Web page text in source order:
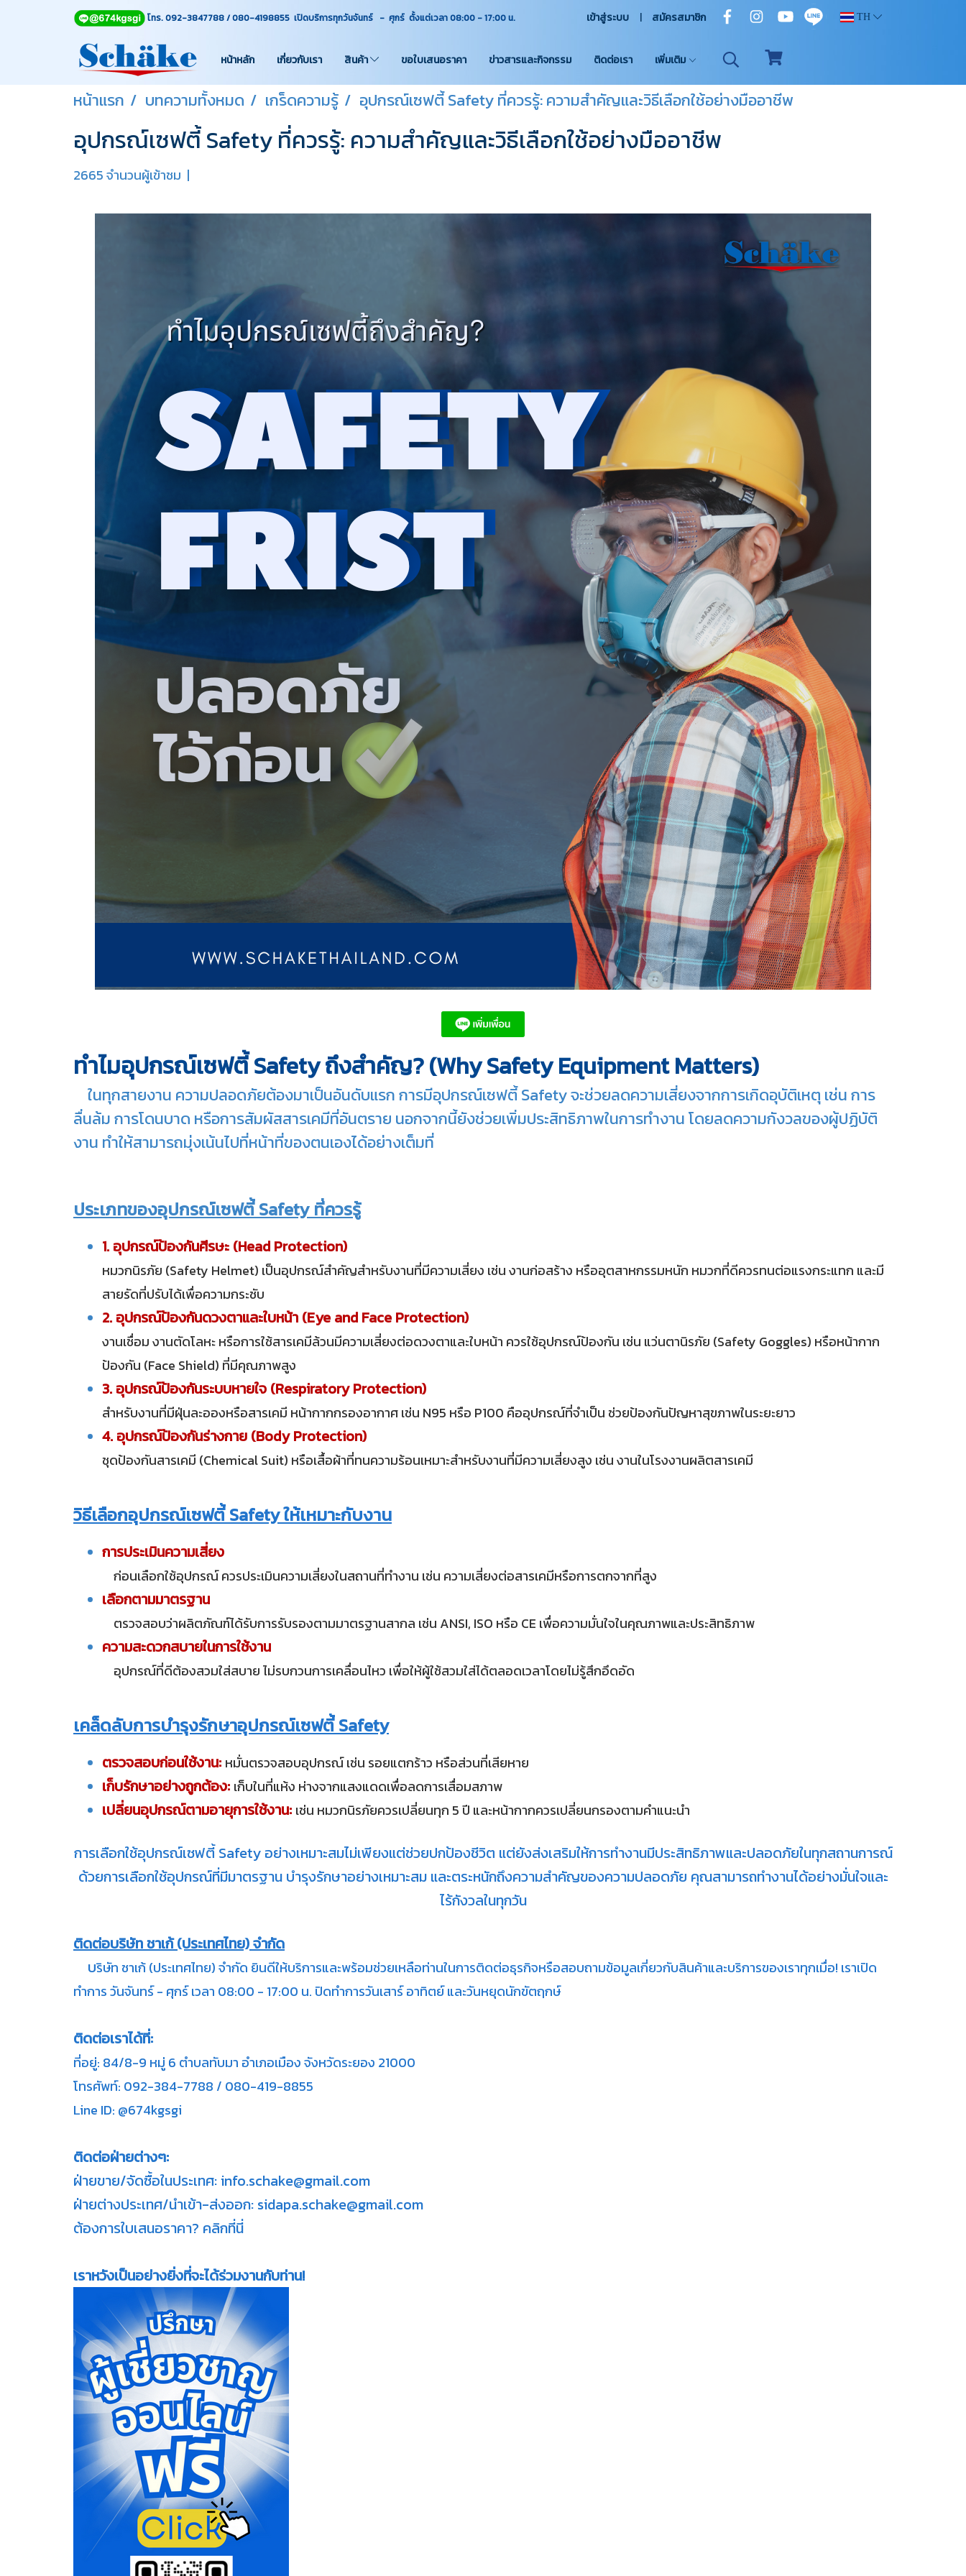
โทร. 092-3847788 / 080-4198855 เปิดบริการทุกวันจันทร์ - ศุกร์ ตั้งแต่เวลา 08:00 - 17:00น. เข้าสู่ระบบ สมัครสมาชิก TH
หน้าหลัก เกี่ยวกับเรา สินค้า ขอใบเสนอราคา ข่าวสารและกิจกรรม ติดต่อเรา เพิ่มเติม
หน้าแรก บทความทั้งหมด เกร็ดความรู้ อุปกรณ์เซฟตี้ Safety ที่ควรรู้: ความสำคัญและวิธีเลือกใช้อย่างมืออาชีพ
อุปกรณ์เซฟตี้ Safety ที่ควรรู้: ความสำคัญและวิธีเลือกใช้อย่างมืออาชีพ
2665 จำนวนผู้เข้าชม |
ทำไมอุปกรณ์เซฟตี้ Safety ถึงสำคัญ? (Why Safety Equipment Matters)
ในทุกสายงาน ความปลอดภัยต้องมาเป็นอันดับแรก การมีอุปกรณ์เซฟตี้ Safety จะช่วยลดความเสี่ยงจากการเกิดอุบัติเหตุ เช่น การ
ลื่นล้ม การโดนบาด หรือการสัมผัสสารเคมีที่อันตราย นอกจากนี้ยังช่วยเพิ่มประสิทธิภาพในการทำงาน โดยลดความกังวลของผู้ปฏิบัติ
งาน ทำให้สามารถมุ่งเน้นไปที่หน้าที่ของตนเองได้อย่างเต็มที่
ประเภทของอุปกรณ์เซฟตี้ Safety ที่ควรรู้
1. อุปกรณ์ป้องกันศีรษะ (Head Protection)
หมวกนิรภัย (Safety Helmet) เป็นอุปกรณ์สำคัญสำหรับงานที่มีความเสี่ยง เช่น งานก่อสร้าง หรืออุตสาหกรรมหนัก หมวกที่ดีควรทนต่อแรงกระแทก และมี
สายรัดที่ปรับได้เพื่อความกระชับ
2. อุปกรณ์ป้องกันดวงตาและใบหน้า (Eye and Face Protection)
งานเชื่อม งานตัดโลหะ หรือการใช้สารเคมีล้วนมีความเสี่ยงต่อดวงตาและใบหน้า ควรใช้อุปกรณ์ป้องกัน เช่น แว่นตานิรภัย (Safety Goggles) หรือหน้ากาก
ป้องกัน (Face Shield) ที่มีคุณภาพสูง
3. อุปกรณ์ป้องกันระบบหายใจ (Respiratory Protection)
สำหรับงานที่มีฝุ่นละอองหรือสารเคมี หน้ากากกรองอากาศ เช่น N95 หรือ P100 คืออุปกรณ์ที่จำเป็น ช่วยป้องกันปัญหาสุขภาพในระยะยาว
4. อุปกรณ์ป้องกันร่างกาย (Body Protection)
ชุดป้องกันสารเคมี (Chemical Suit) หรือเสื้อผ้าที่ทนความร้อนเหมาะสำหรับงานที่มีความเสี่ยงสูง เช่น งานในโรงงานผลิตสารเคมี
วิธีเลือกอุปกรณ์เซฟตี้ Safety ให้เหมาะกับงาน
การประเมินความเสี่ยง
ก่อนเลือกใช้อุปกรณ์ ควรประเมินความเสี่ยงในสถานที่ทำงาน เช่น ความเสี่ยงต่อสารเคมีหรือการตกจากที่สูง
เลือกตามมาตรฐาน
ตรวจสอบว่าผลิตภัณฑ์ได้รับการรับรองตามมาตรฐานสากล เช่น ANSI, ISO หรือ CE เพื่อความมั่นใจในคุณภาพและประสิทธิภาพ
ความสะดวกสบายในการใช้งาน
อุปกรณ์ที่ดีต้องสวมใส่สบาย ไม่รบกวนการเคลื่อนไหว เพื่อให้ผู้ใช้สวมใส่ได้ตลอดเวลาโดยไม่รู้สึกอึดอัด
เคล็ดลับการบำรุงรักษาอุปกรณ์เซฟตี้ Safety
ตรวจสอบก่อนใช้งาน: หมั่นตรวจสอบอุปกรณ์ เช่น รอยแตกร้าว หรือส่วนที่เสียหาย
เก็บรักษาอย่างถูกต้อง: เก็บในที่แห้ง ห่างจากแสงแดดเพื่อลดการเสื่อมสภาพ
เปลี่ยนอุปกรณ์ตามอายุการใช้งาน: เช่น หมวกนิรภัยควรเปลี่ยนทุก 5 ปี และหน้ากากควรเปลี่ยนกรองตามคำแนะนำ
การเลือกใช้อุปกรณ์เซฟตี้ Safety อย่างเหมาะสมไม่เพียงแต่ช่วยปกป้องชีวิต แต่ยังส่งเสริมให้การทำงานมีประสิทธิภาพและปลอดภัยในทุกสถานการณ์
ด้วยการเลือกใช้อุปกรณ์ที่มีมาตรฐาน บำรุงรักษาอย่างเหมาะสม และตระหนักถึงความสำคัญของความปลอดภัย คุณสามารถทำงานได้อย่างมั่นใจและ
ไร้กังวลในทุกวัน
ติดต่อบริษัท ชาเก้ (ประเทศไทย) จำกัด
บริษัท ชาเก้ (ประเทศไทย) จำกัด ยินดีให้บริการและพร้อมช่วยเหลือท่านในการติดต่อธุรกิจหรือสอบถามข้อมูลเกี่ยวกับสินค้าและบริการของเราทุกเมื่อ! เราเปิด
ทำการ วันจันทร์ - ศุกร์ เวลา 08:00 - 17:00 น. ปิดทำการวันเสาร์ อาทิตย์ และวันหยุดนักขัตฤกษ์
ติดต่อเราได้ที่:
ที่อยู่: 84/8-9 หมู่ 6 ตำบลทับมา อำเภอเมือง จังหวัดระยอง 21000
โทรศัพท์: 092-384-7788 / 080-419-8855
Line ID: @674kgsgi
ติดต่อฝ่ายต่างๆ:
ฝ่ายขาย/จัดซื้อในประเทศ: info.schake@gmail.com
ฝ่ายต่างประเทศ/นำเข้า-ส่งออก: sidapa.schake@gmail.com
ต้องการใบเสนอราคา? คลิกที่นี่
เราหวังเป็นอย่างยิ่งที่จะได้ร่วมงานกับท่าน!